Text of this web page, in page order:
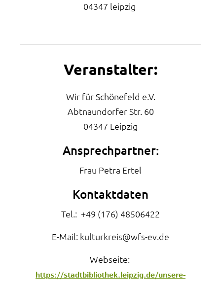
04347 leipzig
Veranstalter:
Wir für Schönefeld e.V.
Abtnaundorfer Str. 60
04347 Leipzig
Ansprechpartner:
Frau Petra Ertel
Kontaktdaten
Tel.: +49 (176) 48506422
E-Mail: kulturkreis@wfs-ev.de
Webseite:
https://stadtbibliothek.leipzig.de/unsere-